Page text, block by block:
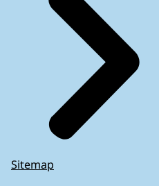
Sitemap